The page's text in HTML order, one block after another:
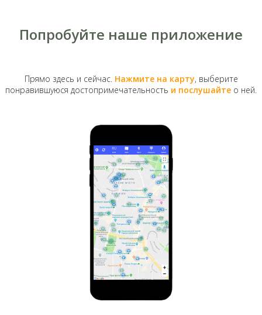
Доливо-Блотницкий выкупил часть земли у
предыдущего хозяина, а в 1818 году добавил к нему
флигелем, возвели в 1832 году по проекту
архитектора Дубровского. Однако владелец прожил
Первый набор училища состоял всего из
пять раз и составило 146 человек. Большинство
воспитанников были выходцами из дворянских и
чиновничьих семей. После того как был принят
новый устав для учебных заведений Юго-Западного
края, в 1836 году училище преобразовали в
Подольское дворянское училище. Оно давало
образование равноценное первым трем классам
гимназии. Воспитанники носили специальную
форму — фуражку с голубым кантом и сюртук с
пуговицами, на которых был изображен герб
Киевской губернии. А вот чтобы "переодеться" в
гимназическую форму, выпускникам нужно было без
Попробуйте наше приложение
Прямо здесь и сейчас. Нажмите на карту, выберите
понравившуюся достопримечательность и послушайте о ней.